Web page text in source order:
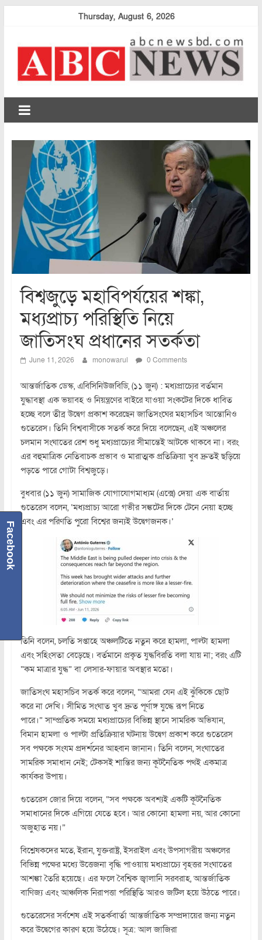
Thursday, August 6, 2026
abcnewsbd
বিশ্বজুড়ে মহাবিপর্যয়ের শঙ্কা,
মধ্যপ্রাচ্য পরিস্থিতি নিয়ে
জাতিসংঘ প্রধানের সতর্কতা
June 11, 2026 monowarul 0 Comments
আন্তর্জাতিক ডেস্ক, এবিসিনিউজবিডি, (১১ জুন) : মধ্যপ্রাচ্যের বর্তমান
যুদ্ধাবস্থা এক ভয়াবহ ও নিয়ন্ত্রণের বাইরে যাওয়া সংকটের দিকে ধাবিত
হচ্ছে বলে তীব্র উদ্বেগ প্রকাশ করেছেন জাতিসংঘের মহাসচিব আন্তোনিও
গুতেরেস। তিনি বিশ্ববাসীকে সতর্ক করে দিয়ে বলেছেন, এই অঞ্চলের
চলমান সংঘাতের রেশ শুধু মধ্যপ্রাচ্যের সীমান্তেই আটকে থাকবে না। বরং
এর বহুমাত্রিক নেতিবাচক প্রভাব ও মারাত্মক প্রতিক্রিয়া খুব দ্রুতই ছড়িয়ে
পড়তে পারে গোটা বিশ্বজুড়ে।
বুধবার (১১ জুন) সামাজিক যোগাযোগমাধ্যম (এক্সে) দেয়া এক বার্তায়
গুতেরেস বলেন, ‘মধ্যপ্রাচ্য আরো গভীর সঙ্কটের দিকে টেনে নেয়া হচ্ছে
এবং এর পরিণতি পুরো বিশ্বের জন্যই উদ্বেগজনক।’
তিনি বলেন, চলতি সপ্তাহে অঞ্চলটিতে নতুন করে হামলা, পাল্টা হামলা
এবং সহিংসতা বেড়েছে। বর্তমানে প্রকৃত যুদ্ধবিরতি বলা যায় না; বরং এটি
“কম মাত্রার যুদ্ধ” বা লেসার-ফায়ার অবস্থার মতো।
জাতিসংঘ মহাসচিব সতর্ক করে বলেন, “আমরা যেন এই ঝুঁকিকে ছোট
করে না দেখি। সীমিত সংঘাত খুব দ্রুত পূর্ণাঙ্গ যুদ্ধে রূপ নিতে
পারে।” সাম্প্রতিক সময়ে মধ্যপ্রাচ্যের বিভিন্ন স্থানে সামরিক অভিযান,
বিমান হামলা ও পাল্টা প্রতিক্রিয়ার ঘটনায় উদ্বেগ প্রকাশ করে গুতেরেস
সব পক্ষকে সংযম প্রদর্শনের আহ্বান জানান। তিনি বলেন, সংঘাতের
সামরিক সমাধান নেই; টেকসই শান্তির জন্য কূটনৈতিক পথই একমাত্র
কার্যকর উপায়।
গুতেরেস জোর দিয়ে বলেন, “সব পক্ষকে অবশ্যই একটি কূটনৈতিক
সমাধানের দিকে এগিয়ে যেতে হবে। আর কোনো হামলা নয়, আর কোনো
অজুহাত নয়।”
বিশ্লেষকদের মতে, ইরান, যুক্তরাষ্ট্র, ইসরাইল এবং উপসাগরীয় অঞ্চলের
বিভিন্ন পক্ষের মধ্যে উত্তেজনা বৃদ্ধি পাওয়ায় মধ্যপ্রাচ্যে বৃহত্তর সংঘাতের
আশঙ্কা তৈরি হয়েছে। এর ফলে বৈশ্বিক জ্বালানি সরবরাহ, আন্তর্জাতিক
বাণিজ্য এবং আঞ্চলিক নিরাপত্তা পরিস্থিতি আরও জটিল হয়ে উঠতে পারে।
গুতেরেসের সর্বশেষ এই সতর্কবার্তা আন্তর্জাতিক সম্প্রদায়ের জন্য নতুন
করে উদ্বেগের কারণ হয়ে উঠেছে। সূত্র: আল জাজিরা
Facebook